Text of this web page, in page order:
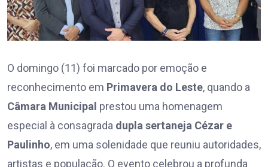
O domingo (11) foi marcado por emoção e
reconhecimento em Primavera do Leste, quando a
Câmara Municipal prestou uma homenagem
especial à consagrada dupla sertaneja Cézar e
Paulinho, em uma solenidade que reuniu autoridades,
artistas e população. O evento celebrou a profunda